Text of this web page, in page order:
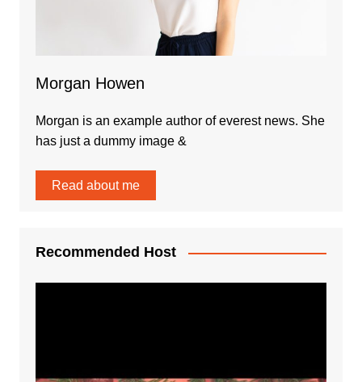
Morgan Howen
Morgan is an example author of everest news. She
has just a dummy image &
Read about me
Recommended Host